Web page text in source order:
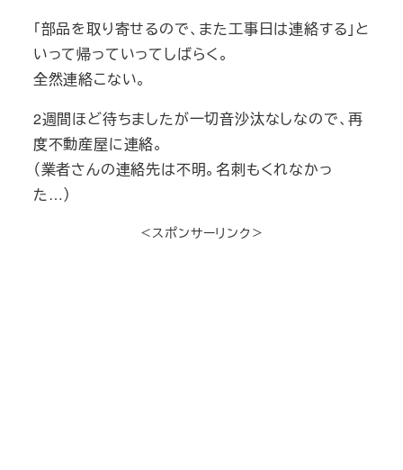
「部品を取り寄せるので、また工事日は連絡する」と
いって帰っていってしばらく。
全然連絡こない。
2週間ほど待ちましたが一切音沙汰なしなので、再
度不動産屋に連絡。
（業者さんの連絡先は不明。名刺もくれなかっ
た…）
＜スポンサーリンク＞